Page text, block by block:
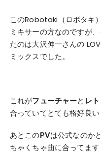
このRobotaki（ロボタキ
ミキサーの方なのですが
たのは大沢伸一さんの
ミックスでした。
これがフューチャーと レ
合っていてとても格好良い
あとこのPVは公式なのか
ちゃくちゃ曲に合ってます